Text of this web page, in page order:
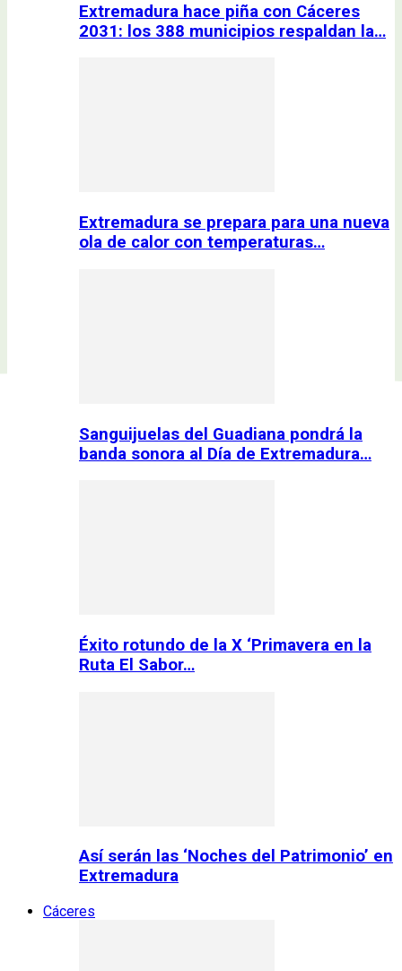
Extremadura hace piña con Cáceres
2031: los 388 municipios respaldan la…
Extremadura se prepara para una nueva
ola de calor con temperaturas…
Sanguijuelas del Guadiana pondrá la
banda sonora al Día de Extremadura…
Éxito rotundo de la X ‘Primavera en la
Ruta El Sabor…
Así serán las ‘Noches del Patrimonio’ en
Extremadura
Cáceres